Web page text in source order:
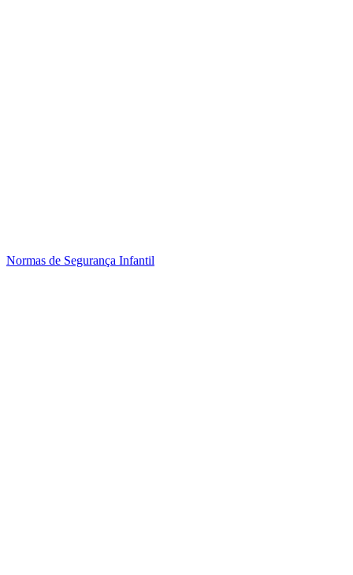
Normas de Segurança Infantil